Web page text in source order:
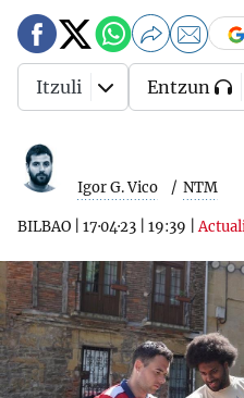
Igor G. Vico NTM
BILBAO 17·04·23 19:39 |
Itzuli Entzun